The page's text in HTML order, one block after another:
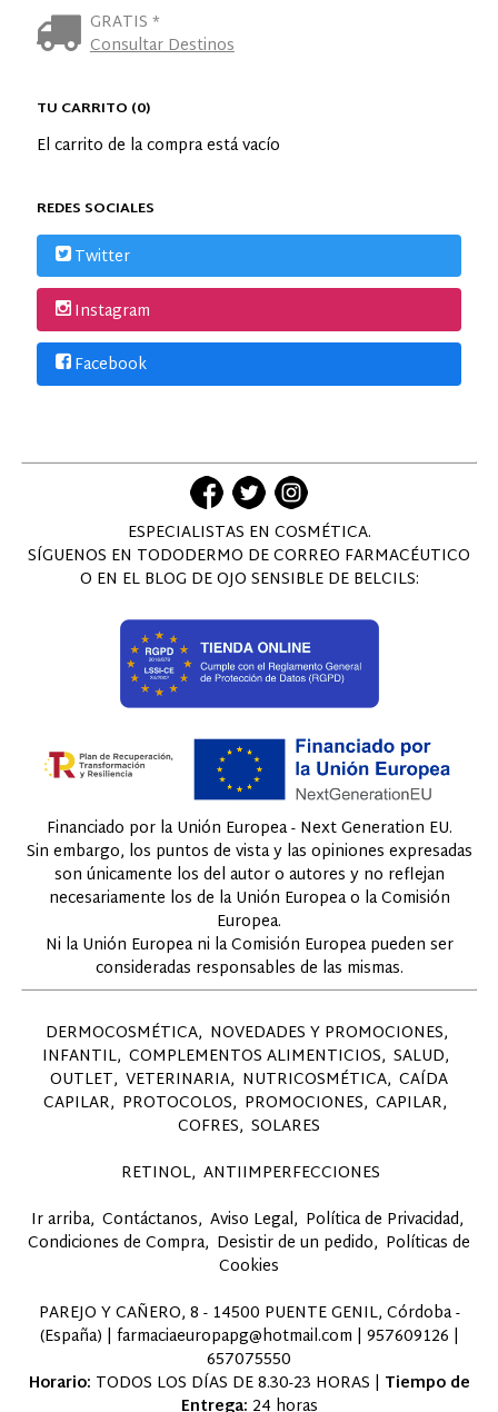
GRATIS *
Consultar Destinos
TU CARRITO (0)
El carrito de la compra está vacío
REDES SOCIALES
Twitter
Instagram
Facebook
ESPECIALISTAS EN COSMÉTICA.
SÍGUENOS EN TODODERMO DE CORREO FARMACÉUTICO
O EN EL BLOG DE OJO SENSIBLE DE BELCILS:
Financiado por la Unión Europea - Next Generation EU.
Sin embargo, los puntos de vista y las opiniones expresadas
son únicamente los del autor o autores y no reflejan
necesariamente los de la Unión Europea o la Comisión
Europea.
Ni la Unión Europea ni la Comisión Europea pueden ser
consideradas responsables de las mismas.
DERMOCOSMÉTICA NOVEDADES Y PROMOCIONES
INFANTIL COMPLEMENTOS ALIMENTICIOS SALUD
OUTLET VETERINARIA NUTRICOSMÉTICA CAÍDA
CAPILAR PROTOCOLOS PROMOCIONES CAPILAR
COFRES SOLARES
RETINOL ANTIIMPERFECCIONES
Ir arriba Contáctanos Aviso Legal Política de Privacidad
Condiciones de Compra Desistir de un pedido Políticas de
Cookies
PAREJO Y CAÑERO, 8 - 14500 PUENTE GENIL, Córdoba -
(España) | farmaciaeuropapg@hotmail.com | 957609126 |
657075550
Horario: TODOS LOS DÍAS DE 8.30-23 HORAS | Tiempo de